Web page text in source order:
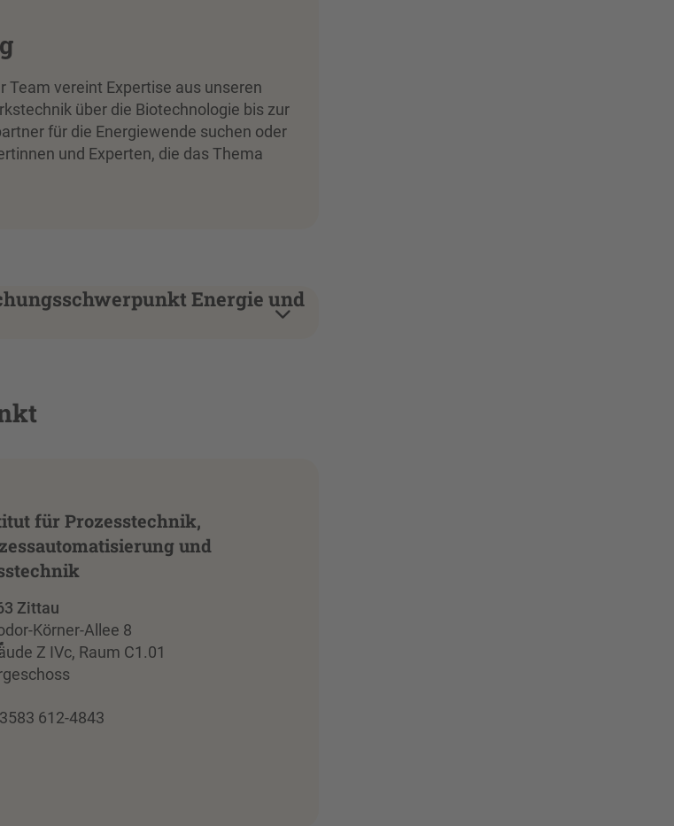
vereint Expertise aus unseren
über die Biotechnologie bis zur
für die Energiewende suchen oder
und Experten, die das Thema
Energie und
für Prozesstechnik,
und
Zittau
Körner-Allee 8
Z IVc, Raum C1.01
612-4843